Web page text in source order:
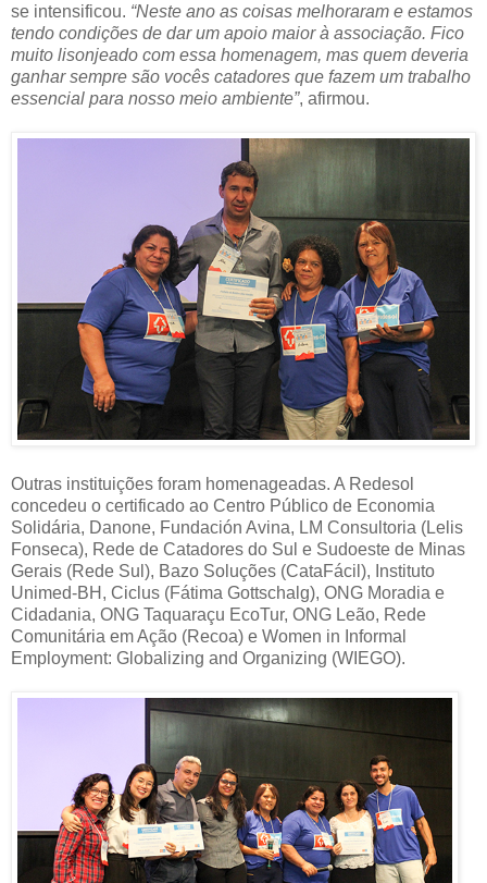
se intensificou. “Neste ano as coisas melhoraram e estamos
tendo condições de dar um apoio maior à associação. Fico
muito lisonjeado com essa homenagem, mas quem deveria
ganhar sempre são vocês catadores que fazem um trabalho
essencial para nosso meio ambiente”, afirmou.
Outras instituições foram homenageadas. A Redesol
concedeu o certificado ao Centro Público de Economia
Solidária, Danone, Fundación Avina, LM Consultoria (Lelis
Fonseca), Rede de Catadores do Sul e Sudoeste de Minas
Gerais (Rede Sul), Bazo Soluções (CataFácil), Instituto
Unimed-BH, Ciclus (Fátima Gottschalg), ONG Moradia e
Cidadania, ONG Taquaraçu EcoTur, ONG Leão, Rede
Comunitária em Ação (Recoa) e Women in Informal
Employment: Globalizing and Organizing (WIEGO).